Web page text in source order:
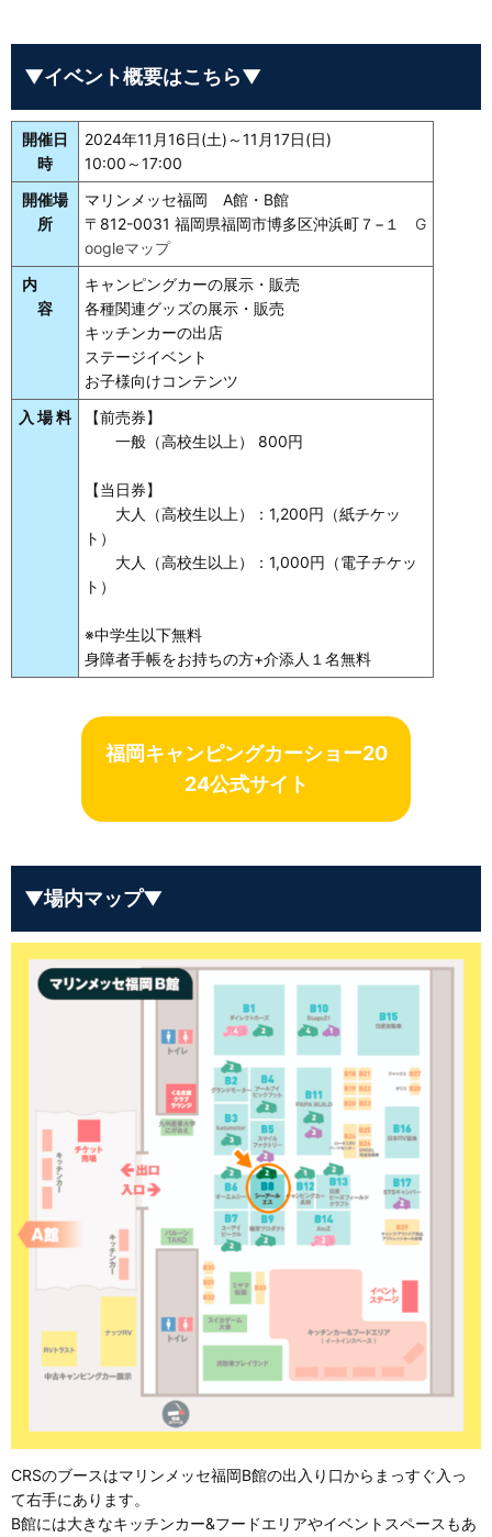
▼イベント概要はこちら▼
開催日
時
2024年11月16日(土)～11月17日(日)
10:00～17:00
開催場
所
マリンメッセ福岡 A館・B館
〒812-0031 福岡県福岡市博多区沖浜町７−１ G
oogleマップ
内
容
キャンピングカーの展示・販売
各種関連グッズの展示・販売
キッチンカーの出店
ステージイベント
お子様向けコンテンツ
入 場 料
【前売券】
一般（高校生以上） 800円
【当日券】
大人（高校生以上）：1,200円（紙チケッ
ト）
大人（高校生以上）：1,000円（電子チケッ
ト）
※中学生以下無料
身障者手帳をお持ちの方+介添人１名無料
福岡キャンピングカーショー20
24公式サイト
▼場内マップ▼
CRSのブースはマリンメッセ福岡B館の出入り口からまっすぐ入っ
て右手にあります。
B館には大きなキッチンカー&フードエリアやイベントスペースもあ